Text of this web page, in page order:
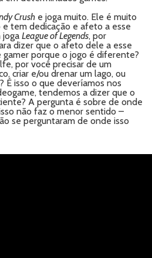
Crush e joga muito. Ele é muito
tem dedicação e afeto a esse
joga League of Legends, por
dizer que o afeto dele a esse
porque o jogo é diferente?
por você precisar de um
criar e/ou drenar um lago, ou
isso o que deveríamos nos
tendemos a dizer que o
A pergunta é sobre de onde
não faz o menor sentido –
se perguntaram de onde isso